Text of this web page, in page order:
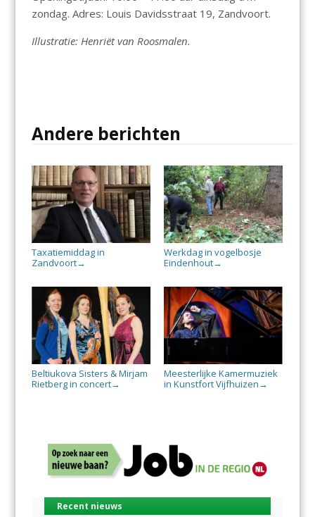
zondag. Adres: Louis Davidsstraat 19, Zandvoort.
Illustratie: Henriët van Roosmalen.
Andere berichten
Taxatiemiddag in
Zandvoort→
Werkdag in vogelbosje
Eindenhout→
Beltiukova Sisters & Mirjam
Rietberg in concert→
Meesterlijke Kamermuziek
in Kunstfort Vijfhuizen →
Recent nieuws